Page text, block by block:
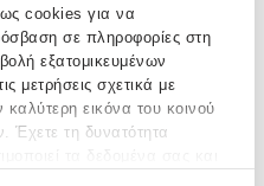
cookies για να
σε πληροφορίες στη
εξατομικευμένων
μετρήσεις σχετικά με
καλύτερη εικόνα του κοινού
Έχετε τη δυνατότητα